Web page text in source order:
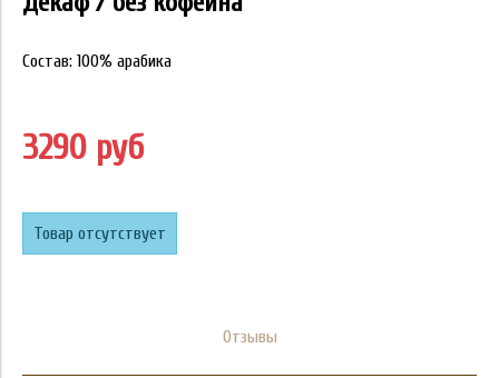
Состав: 100% арабика
3290 руб
Товар отсутствует
Отзывы